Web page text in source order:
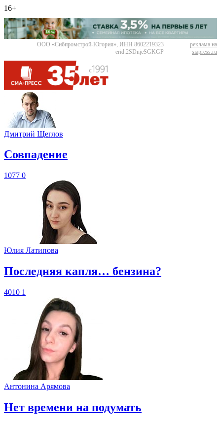
16+
ООО «Сибпромстрой-Югория», ИНН 8602219323
erid:2SDnjeSGKGP
реклама на
siapress.ru
Дмитрий Щеглов
​Совпадение
1077 0
Юлия Латипова
​Последняя капля… бензина?
4010 1
Антонина Арямова
​Нет времени на подумать